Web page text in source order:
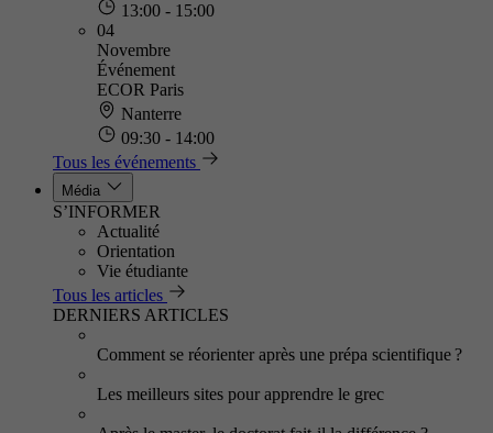
13:00 - 15:00
04
Novembre
Événement
ECOR Paris
Nanterre
09:30 - 14:00
Tous les événements
Média
S’INFORMER
Actualité
Orientation
Vie étudiante
Tous les articles
DERNIERS ARTICLES
Comment se réorienter après une prépa scientifique ?
Les meilleurs sites pour apprendre le grec